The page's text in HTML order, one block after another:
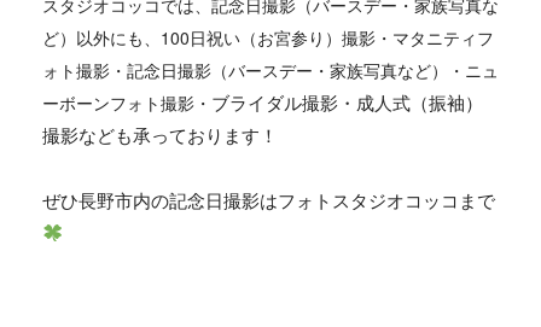
ど） 以外にも、 100日祝い（お宮参り）撮影・マタニティフ
ォト撮影・記念日撮影（バースデー・家族写真など）・ニュ
ーボーンフォト撮影・ ブライダル撮影・成人式（振袖）
撮影なども承っております！
ぜひ長野市内の記念日撮影はフォトスタジオコッコまで